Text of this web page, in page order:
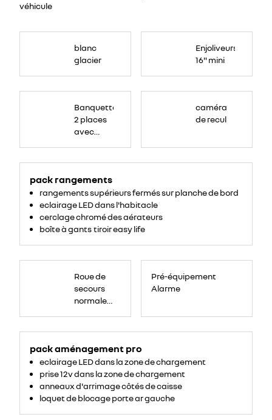
véhicule
blanc
glacier
Enjoliveurs
16" mini
rangement
ordinateur
écritoire,
rangement
litres
sous
assise.
Banquette
2 places
avec
tablette
écritoire
et assise
relevable
pack rangements
rangements supérieurs fermés sur planche de bord
eclairage LED dans l'habitacle
cerclage chromé des aérateurs
boîte à gants tiroir easy life
caméra
de recul
Roue de
secours
normale
Pré-équipement
Alarme
pack aménagement pro
eclairage LED dans la zone de chargement
prise 12v dans la zone de chargement
anneaux d'arrimage côtés de caisse
loquet de blocage porte ar gauche